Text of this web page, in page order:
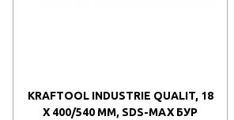
KRAFTOOL INDUSTRIE QUALIT, 18
X 400/540 ММ, SDS-MAX БУР